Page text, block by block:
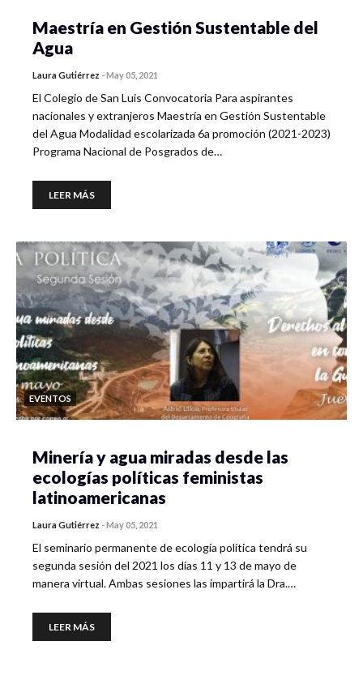
Maestría en Gestión Sustentable del
Agua
Laura Gutiérrez -May 05, 2021
El Colegio de San Luis Convocatoria Para aspirantes
nacionales y extranjeros Maestría en Gestión Sustentable
del Agua Modalidad escolarizada 6a promoción (2021-2023)
Programa Nacional de Posgrados de…
LEER MÁS
EVENTOS
Minería y agua miradas desde las
ecologías políticas feministas
latinoamericanas
Laura Gutiérrez -May 05, 2021
El seminario permanente de ecología política tendrá su
segunda sesión del 2021 los días 11 y 13 de mayo de
manera virtual. Ambas sesiones las impartirá la Dra.…
LEER MÁS